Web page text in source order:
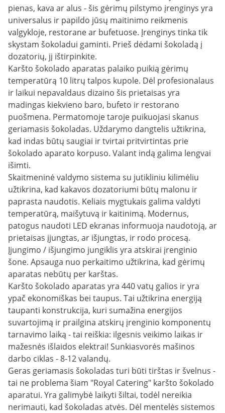
pienas, kava ar alus - šis gėrimų pilstymo įrenginys yra
universalus ir papildo jūsų maitinimo reikmenis
valgykloje, restorane ar bufetuose. Įrenginys tinka tik
skystam šokoladui gaminti. Prieš dėdami šokoladą į
dozatorių, jį ištirpinkite.
Karšto šokolado aparatas palaiko puikią gėrimų
temperatūrą 10 litrų talpos kupole. Dėl profesionalaus
ir laikui nepavaldaus dizaino šis prietaisas yra
madingas kiekvieno baro, bufeto ir restorano
puošmena. Permatomoje taroje puikuojasi skanus
geriamasis šokoladas. Uždarymo dangtelis užtikrina,
kad indas būtų saugiai ir tvirtai pritvirtintas prie
šokolado aparato korpuso. Valant indą galima lengvai
išimti.
Skaitmeninė valdymo sistema su jutikliniu kilimėliu
užtikrina, kad kakavos dozatoriumi būtų malonu ir
paprasta naudotis. Keliais mygtukais galima valdyti
temperatūrą, maišytuvą ir kaitinimą. Modernus,
patogus naudoti LED ekranas informuoja naudotoją, ar
prietaisas įjungtas, ar išjungtas, ir rodo procesą.
Įjungimo / išjungimo jungiklis yra atskirai įrenginio
šone. Apsauga nuo perkaitimo užtikrina, kad gėrimų
aparatas nebūtų per karštas.
Karšto šokolado aparatas yra 440 vatų galios ir yra
ypač ekonomiškas bei taupus. Tai užtikrina energiją
taupanti konstrukcija, kuri sumažina energijos
suvartojimą ir prailgina atskirų įrenginio komponentų
tarnavimo laiką - tai reiškia: ilgesnis veikimo laikas ir
mažesnės išlaidos elektrai! Sunkiasvorės mašinos
darbo ciklas - 8-12 valandų.
Geras geriamasis šokoladas turi būti tirštas ir švelnus -
tai ne problema šiam "Royal Catering" karšto šokolado
aparatui. Yra galimybė laikyti šiltai, todėl nereikia
nerimauti, kad šokoladas atvės. Dėl mentelės sistemos